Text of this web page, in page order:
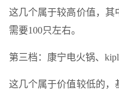
这几个属于较高价值，其
需要100只左右。
第三档：康宁电火锅、
这几个属于价值较低的，